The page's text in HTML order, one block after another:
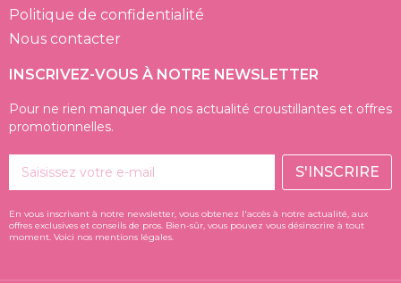
Politique de confidentialité
Nous contacter
INSCRIVEZ-VOUS À NOTRE NEWSLETTER
Pour ne rien manquer de nos actualité croustillantes et offres
promotionnelles.
S'INSCRIRE
En vous inscrivant à notre newsletter, vous obtenez l'accès à notre actualité, aux
offres exclusives et conseils de pros. Bien-sûr, vous pouvez vous désinscrire à tout
moment. Voici nos mentions légales.